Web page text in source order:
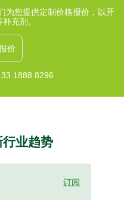
为您提供定制价格报价，以开
充剂。
价
1888 8296
业趋势
订阅